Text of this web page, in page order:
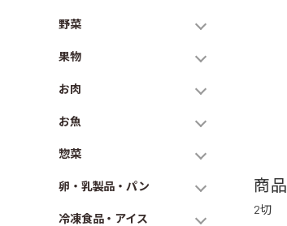
野菜
果物
お肉
お魚
惣菜
卵・乳製品・パン
冷凍食品・アイス
商
2切